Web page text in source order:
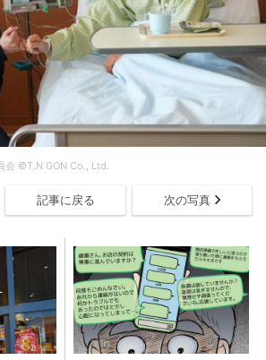
©︎T.N GON Co., Ltd.
記事に戻る 次の写真